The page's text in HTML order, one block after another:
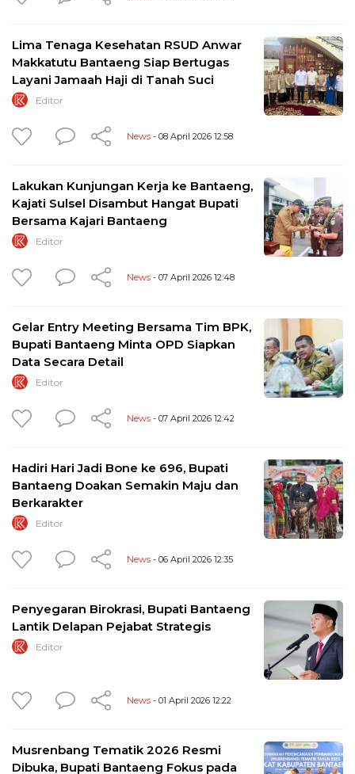
Lima Tenaga Kesehatan RSUD Anwar
Makkatutu Bantaeng Siap Bertugas
Layani Jamaah Haji di Tanah Suci
Editor
News - 08 April 2026 12:58
Lakukan Kunjungan Kerja ke Bantaeng,
Kajati Sulsel Disambut Hangat Bupati
Bersama Kajari Bantaeng
Editor
News - 07 April 2026 12:48
Gelar Entry Meeting Bersama Tim BPK,
Bupati Bantaeng Minta OPD Siapkan
Data Secara Detail
Editor
News - 07 April 2026 12:42
Hadiri Hari Jadi Bone ke 696, Bupati
Bantaeng Doakan Semakin Maju dan
Berkarakter
Editor
News - 06 April 2026 12:35
Penyegaran Birokrasi, Bupati Bantaeng
Lantik Delapan Pejabat Strategis
Editor
News - 01 April 2026 12:22
Musrenbang Tematik 2026 Resmi
Dibuka, Bupati Bantaeng Fokus pada